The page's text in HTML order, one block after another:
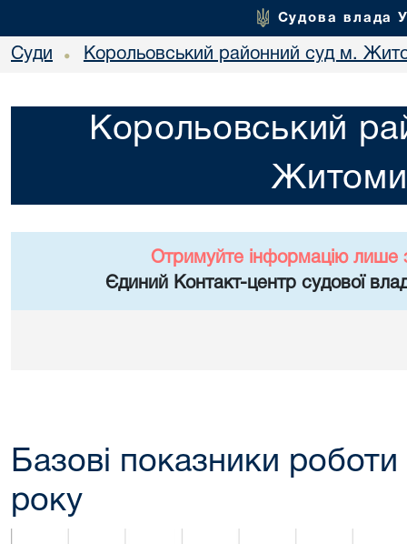
Судова влада
Суди • Корольовський районний суд м.
Корольовський
Отримуйте інформацію лише
Єдиний Контакт-центр судової
Базові показники роботи
року